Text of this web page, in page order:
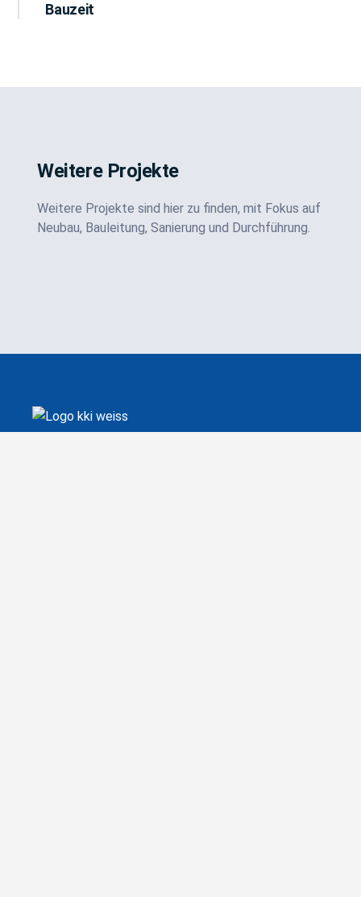
Bauzeit
Weitere Projekte
Weitere Projekte sind hier zu finden, mit Fokus auf
Neubau, Bauleitung, Sanierung und Durchführung.